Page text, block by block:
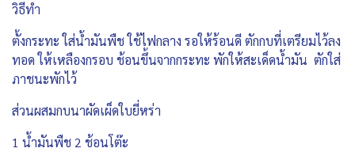
วิธีทำ
ตั้งกระทะ ใส่น้ำมันพืช ใช้ไฟกลาง รอให้ร้อนดี ตักกบที่เตรียมไว้ลง
ทอด ให้เหลืองกรอบ ช้อนขึ้นจากกระทะ พักให้สะเด็ดน้ำมัน ตักใส่
ภาชนะพักไว้
ส่วนผสมกบนาผัดเผ็ดใบยี่หร่า
1 น้ำมันพืช 2 ช้อนโต๊ะ